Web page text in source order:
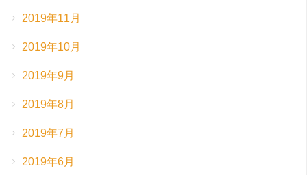
2019年11月
2019年10月
2019年9月
2019年8月
2019年7月
2019年6月